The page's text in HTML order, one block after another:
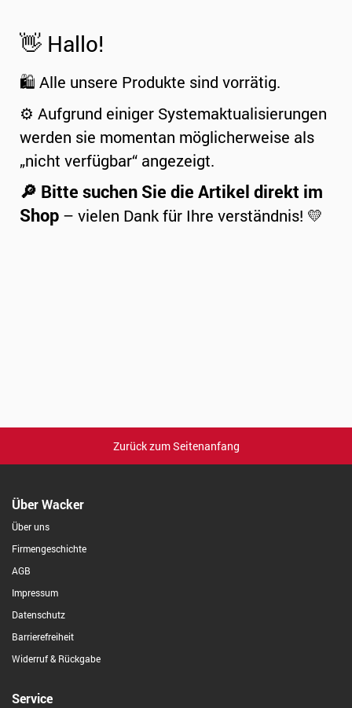
👋 Hallo!
🛍️ Alle unsere Produkte sind vorrätig.
⚙️ Aufgrund einiger Systemaktualisierungen
werden sie momentan möglicherweise als
„nicht verfügbar“ angezeigt.
🔎 Bitte suchen Sie die Artikel direkt im
Shop – vielen Dank für Ihre verständnis! 💛
Zurück zum Seitenanfang
Über Wacker
Über uns
Firmengeschichte
AGB
Impressum
Datenschutz
Barrierefreiheit
Widerruf & Rückgabe
Service